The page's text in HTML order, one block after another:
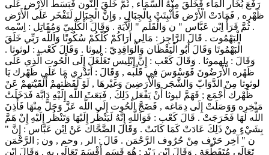
رَفَعَ بُخَار الْمَاء فَخَلَقَ مِنْهُ السَّمَاء , ثُمَّ خَلَقَ النُّون فَبَسَطَ الْأَرْض عَلَى
ظَهْره , فَمَادَتْ الْأَرْض فَأُثْبِتَتْ بِالْجِبَالِ , وَإِنَّ الْجِبَال لَتَفْخَر عَلَى الْأَرْض
. ثُمَّ قَرَأَ اِبْن عَبَّاس " ن وَالْقَلَم " الْآيَة . وَقَالَ الْكَلْبِيّ وَمُقَاتِل : اِسْمه
الْبَهْمُوت . قَالَ الرَّاجِز : مَالِي أَرَاكُمْ كُلّكُمْ سُكُوتًا وَاَللَّه رَبِّي خَلَقَ
الْبَهْمُوتَا وَقَالَ أَبُو الْيَقْظَان وَالْوَاقِدِيّ : ليوثا . وَقَالَ كَعْب : لوثوثا .
وَقَالَ : بلهموثا . وَقَالَ كَعْب : إِنَّ إِبْلِيس تَغَلْغَلَ إِلَى الْحُوت الَّذِي عَلَى
ظَهْره الْأَرَضُونَ فَوَسْوَسَ فِي قَلْبه , وَقَالَ : أَتَدْرِي مَا عَلَى ظَهْرك يَا
لوثوثا مِنْ الدَّوَابّ وَالشَّجَر وَالْأَرَضِينَ وَغَيْرهَا , لَوْ لَفَظْتهمْ أَلْقَيْتهمْ عَنْ
ظَهْرك أَجْمَع ; فَهَمَّ ليوثا أَنْ يَفْعَل ذَلِكَ , فَبَعَثَ اللَّه إِلَيْهِ دَابَّة فَدَخَلَتْ
مَنْخِره وَوَصَلَتْ إِلَى دِمَاغه , فَضَجَّ الْحُوت إِلَى اللَّه عَزَّ وَجَلَّ مِنْهَا فَأَذِنَ
اللَّه لَهَا فَخَرَجَتْ . قَالَ كَعْب : فَوَاَللَّهِ إِنَّهُ لَيَنْظُر إِلَيْهَا وَتَنْظُر إِلَيْهِ إِنْ هَمَّ
بِشَيْءٍ مِنْ ذَلِكَ عَادَتْ كَمَا كَانَتْ . وَقَالَ الضَّحَّاك عَنْ اِبْن عَبَّاس : إِنَّ "
ن " آخِر حَرْف مِنْ حُرُوف الرَّحْمَن . قَالَ : الر , وحم , ون ; الرَّحْمَن
تَعَالَى مُتَقَطِّعَة . وَقَالَ اِبْن زَيْد : هُوَ قَسَم أَقْسَمَ تَعَالَى بِهِ . وَقَالَ اِبْن